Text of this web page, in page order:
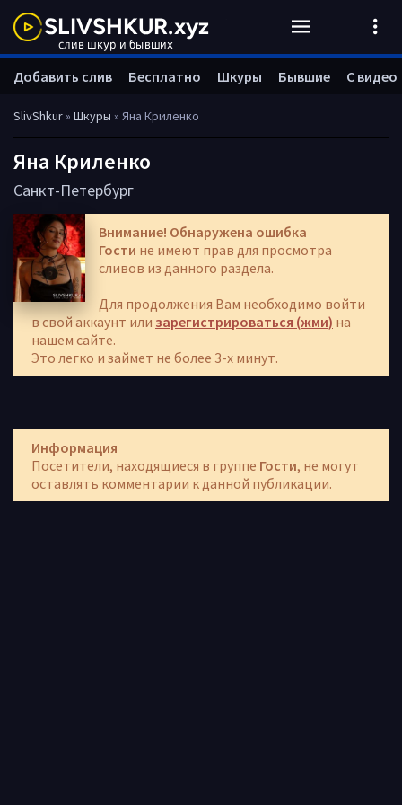
SlivShkur» Шкуры » Яна Криленко
Яна Криленко
Санкт-Петербург
Внимание! Обнаружена ошибка
Гости не имеют прав для просмотра
сливов из данного раздела.
Для продолжения Вам необходимо войти
в свой аккаунт или зарегистрироваться (жми) на
нашем сайте.
Это легко и займет не более 3-х минут.
Информация
Посетители, находящиеся в группе Гости, не могут
оставлять комментарии к данной публикации.
Добавить слив Бесплатно Шкуры Бывшие С видео